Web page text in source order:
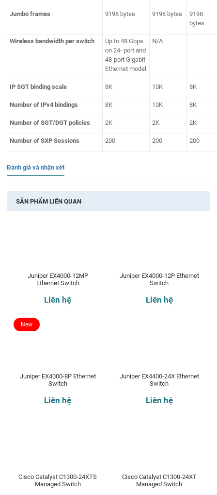
Jumbo frames 9198 bytes 9198 bytes
9198
bytes
Wireless bandwidth per switch
Up to 48 Gbps
on 24- port and
48-port Gigabit
Ethernet model
N/A
IP SGT binding scale 8K 10K 8K
Number of IPv4 bindings 8K 10K 8K
Number of SGT/DGT policies 2K 2K 2K
Number of SXP Sessions 200 200 200
Đánh giá và nhận xét
SẢN PHẨM LIÊN QUAN
Juniper EX4000-12MP
Ethernet Switch
Liên hệ
Juniper EX4000-12P Ethernet
Switch
Liên hệ
Juniper EX4000-8P Ethernet
Switch
Liên hệ
New
Juniper EX4400-24X Ethernet
Switch
Liên hệ
Cisco Catalyst C1300-24XTS
Managed Switch
Cisco Catalyst C1300-24XT
Managed Switch